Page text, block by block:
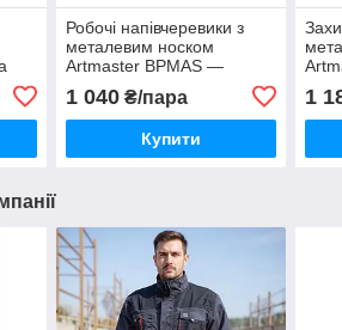
Робочі напівчеревики з
металевим носком
Artmaster BPMAS —
роботи, комфортне та
міцне
1 040₴/пара
Купити
для
1